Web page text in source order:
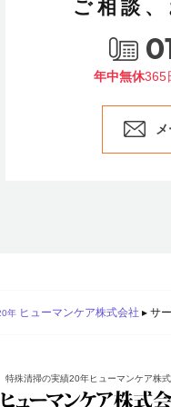
ご相談
年中無休365
年 ヒューマンケア株式会社 ▸ サ
特殊清掃の実績20年ヒューマンケア株